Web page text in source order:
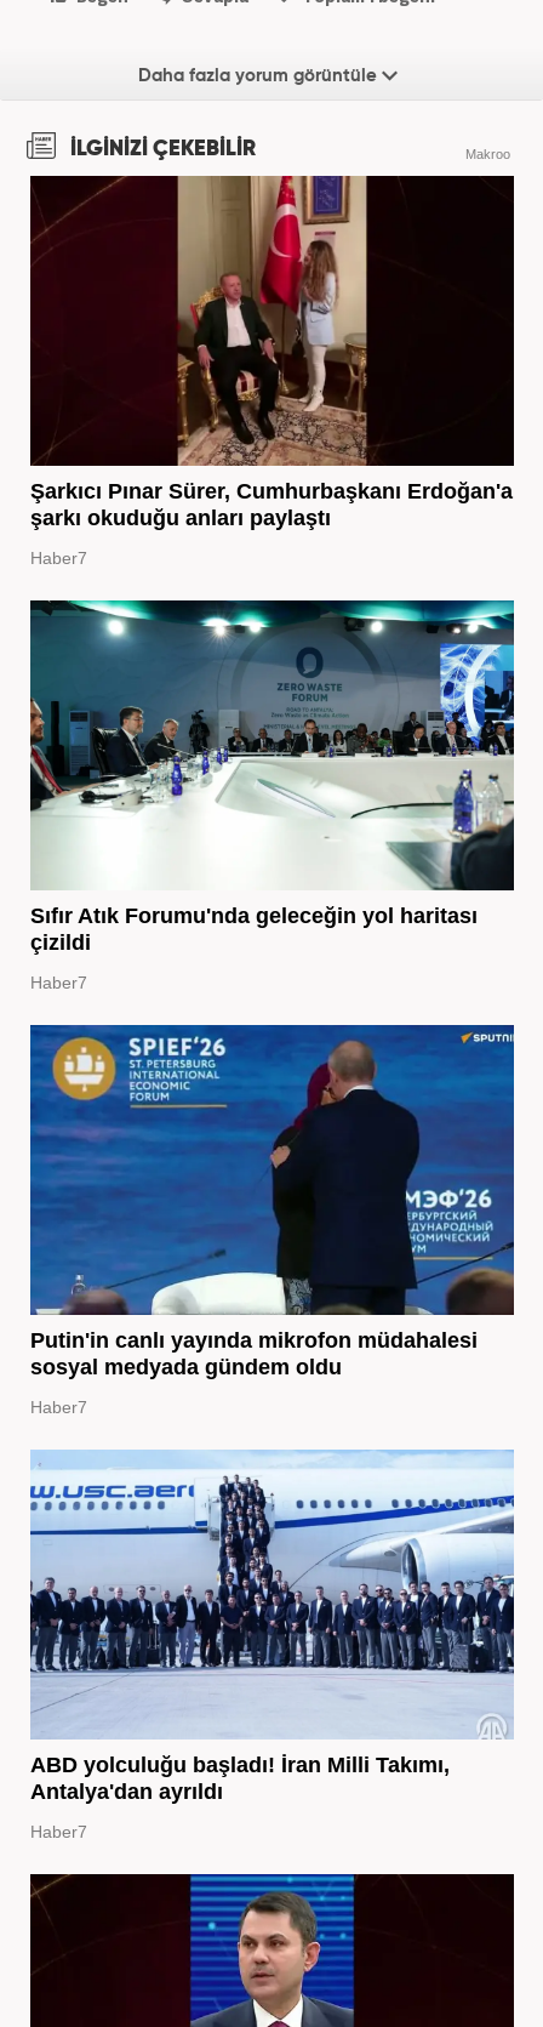
Daha fazla yorum görüntüle
İLGİNİZİ ÇEKEBİLİR Makroo
Şarkıcı Pınar Sürer, Cumhurbaşkanı Erdoğan'a
şarkı okuduğu anları paylaştı
Haber7
Sıfır Atık Forumu'nda geleceğin yol haritası
çizildi
Haber7
Putin'in canlı yayında mikrofon müdahalesi
sosyal medyada gündem oldu
Haber7
ABD yolculuğu başladı! İran Milli Takımı,
Antalya'dan ayrıldı
Haber7